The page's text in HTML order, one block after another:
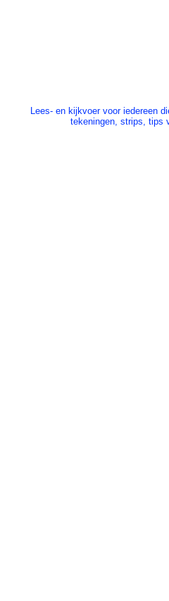
Lees- en kijkvoer voor iedereen
tekeningen, strips, tips